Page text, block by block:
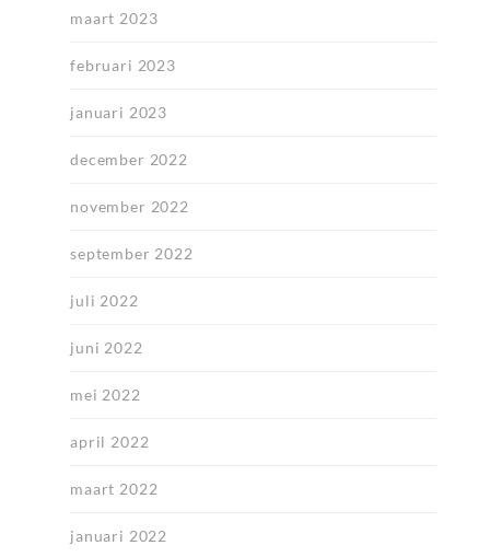
maart 2023
februari 2023
januari 2023
december 2022
november 2022
september 2022
juli 2022
juni 2022
mei 2022
april 2022
maart 2022
januari 2022